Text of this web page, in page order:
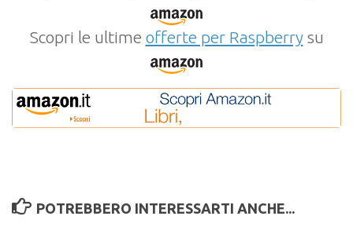
Scopri le ultime offerte per Raspberrysu
POTREBBERO INTERESSARTI ANCHE...